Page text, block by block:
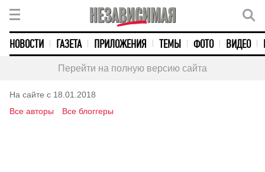
НОВОСТИ ГАЗЕТА ПРИЛОЖЕНИЯ ТЕМЫ ФОТО ВИДЕО
Перейти на полную версию сайта
На сайте с 18.01.2018
Все авторы
Все блоггеры